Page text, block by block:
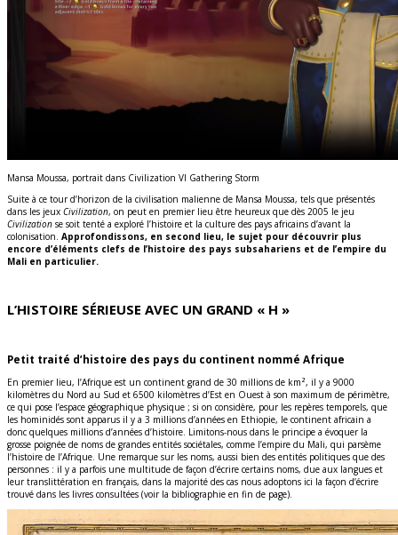
Mansa Moussa, portrait dans Civilization VI Gathering Storm
Suite à ce tour d’horizon de la civilisation malienne de Mansa Moussa, tels que présentés
dans les jeux Civilization, on peut en premier lieu être heureux que dès 2005 le jeu
Civilization se soit tenté a exploré l’histoire et la culture des pays africains d’avant la
colonisation. Approfondissons, en second lieu, le sujet pour découvrir plus
encore d’éléments clefs de l’histoire des pays subsahariens et de l’empire du
Mali en particulier.
L’HISTOIRE SÉRIEUSE AVEC UN GRAND « H »
Petit traité d’histoire des pays du continent nommé Afrique
En premier lieu, l’Afrique est un continent grand de 30 millions de km², il y a 9000
kilomètres du Nord au Sud et 6500 kilomètres d’Est en Ouest à son maximum de périmètre,
ce qui pose l’espace géographique physique ; si on considère, pour les repères temporels, que
les hominidés sont apparus il y a 3 millions d’années en Ethiopie, le continent africain a
donc quelques millions d’années d’histoire. Limitons-nous dans le principe a évoquer la
grosse poignée de noms de grandes entités sociétales, comme l’empire du Mali, qui parsème
l’histoire de l’Afrique. Une remarque sur les noms, aussi bien des entités politiques que des
personnes : il y a parfois une multitude de façon d’écrire certains noms, due aux langues et
leur translittération en français, dans la majorité des cas nous adoptons ici la façon d’écrire
trouvé dans les livres consultées (voir la bibliographie en fin de page).